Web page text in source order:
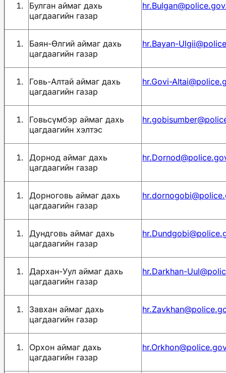
Булган аймаг дахь
цагдаагийн газар
Баян-Өлгий аймаг дахь
цагдаагийн газар
hr.Bayan-
Говь-Алтай аймаг дахь
цагдаагийн газар
hr.Govi-
Говьсүмбэр аймаг дахь
цагдаагийн хэлтэс
Дорнод аймаг дахь
цагдаагийн газар
Дорноговь аймаг дахь
цагдаагийн газар
Дундговь аймаг дахь
цагдаагийн газар
Дархан-Уул аймаг дахь
цагдаагийн газар
hr.Darkhan-
Завхан аймаг дахь
цагдаагийн газар
Орхон аймаг дахь
цагдаагийн газар